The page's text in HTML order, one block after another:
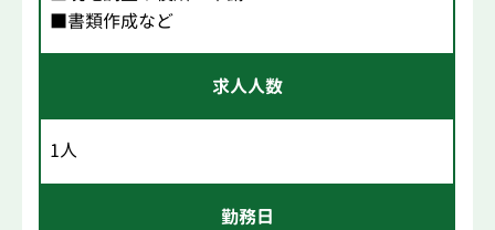
■書類作成など
求人人数
1人
勤務日